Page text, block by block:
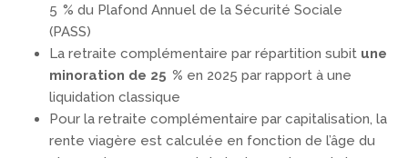
5 % du Plafond Annuel de la Sécurité Sociale
(PASS)
La retraite complémentaire par répartition subit une
minoration de 25 % en 2025 par rapport à une
liquidation classique
Pour la retraite complémentaire par capitalisation, la
rente viagère est calculée en fonction de l’âge du